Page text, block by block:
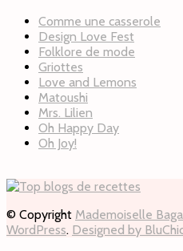
Comme une casserole
Design Love Fest
Folklore de mode
Griottes
Love and Lemons
Matoushi
Mrs. Lilien
Oh Happy Day
Oh Joy!
© Copyright Mademoiselle
WordPress. Designed by